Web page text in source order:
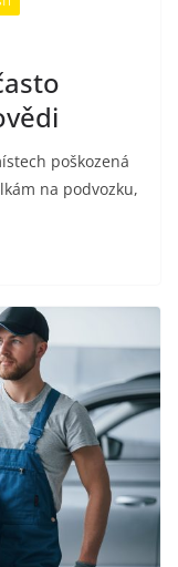
poškozená
na podvozku,